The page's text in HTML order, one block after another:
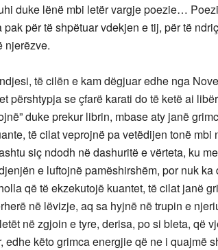
duke lënë mbi letër vargje poezie…
për të shpëtuar vdekjen e tij, për të
njerëzve.
të cilën e kam dëgjuar edhe nga
përshtypja se çfarë karati do të ketë ai
duke prekur librin, mbase aty janë
të cilat veprojnë pa vetëdijen tonë mbi
siç ndodh në dashuritë e vërteta, ku
e luftojnë pamëshirshëm, por nuk ka
që të ekzekutojë kuantet, të cilat janë
në lëvizje, aq sa hyjnë në trupin e
në zgjoin e tyre, derisa, po si bleta, që
këto grimca energjie që ne i quajmë